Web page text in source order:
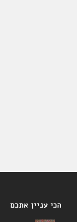
הכי עניין אתכם